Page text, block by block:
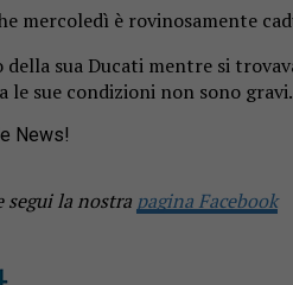
mercoledì è rovinosamente
sua Ducati mentre si
le sue condizioni non sono gravi.
News!
segui la nostra pagina Facebook